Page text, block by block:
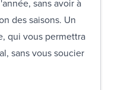
sans avoir à
des saisons. Un
qui vous permettra
sans vous soucier